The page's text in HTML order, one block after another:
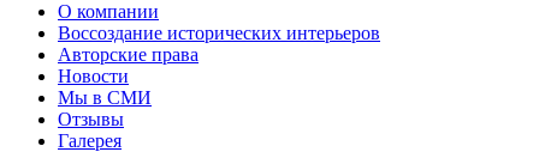
О компании
Воссоздание исторических интерьеров
Авторские права
Новости
Мы в СМИ
Отзывы
Галерея